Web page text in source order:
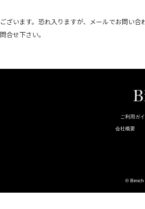
います。恐れ入りますが、メールでお問い合
合せ下さい。